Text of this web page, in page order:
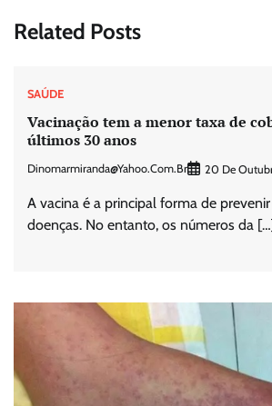
Related Posts
SAÚDE
Vacinação tem a menor taxa de
últimos 30 anos
Dinomarmiranda@yahoo.com.br 20 De
A vacina é a principal forma de
doenças. No entanto, os números da